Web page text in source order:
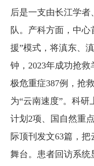
后是一支由长江学者
队。产科方面，中心
援”模式，将滇东、
钟，2023年成功抢
极危重症387例，抢
为“云南速度”。科
计划2项、国自然重
际顶刊发文63篇，
舞台。患者回访系